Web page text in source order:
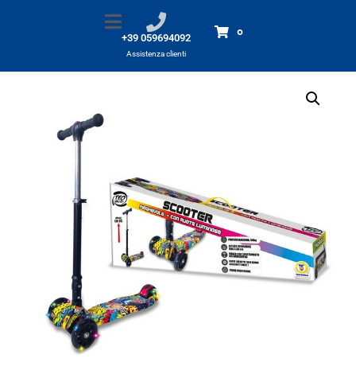
+39 059694092
Assistenza clienti
0
Prodotti MONOPATTINO 3ruote